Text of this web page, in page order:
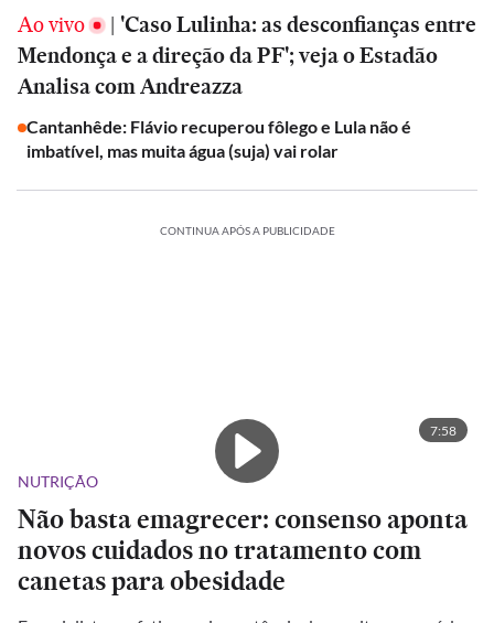
Ao vivo | 'Caso Lulinha: as desconfianças entre
Mendonça e a direção da PF'; veja o Estadão
Analisa com Andreazza
Cantanhêde: Flávio recuperou fôlego e Lula não é
imbatível, mas muita água (suja) vai rolar
CONTINUA APÓS A PUBLICIDADE
7:58
NUTRIÇÃO
Não basta emagrecer: consenso aponta
novos cuidados no tratamento com
canetas para obesidade